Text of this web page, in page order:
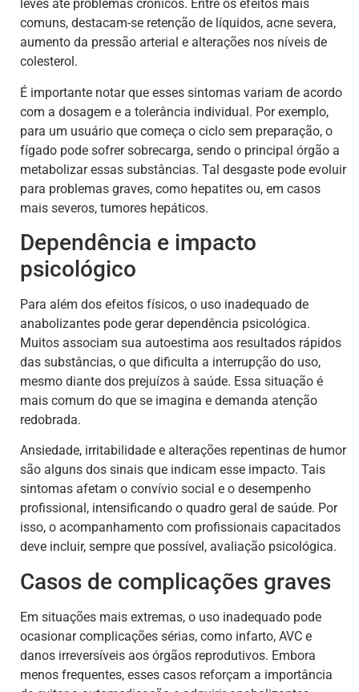
leves até problemas crônicos. Entre os efeitos mais
comuns, destacam-se retenção de líquidos, acne severa,
aumento da pressão arterial e alterações nos níveis de
colesterol.
É importante notar que esses sintomas variam de acordo
com a dosagem e a tolerância individual. Por exemplo,
para um usuário que começa o ciclo sem preparação, o
fígado pode sofrer sobrecarga, sendo o principal órgão a
metabolizar essas substâncias. Tal desgaste pode evoluir
para problemas graves, como hepatites ou, em casos
mais severos, tumores hepáticos.
Dependência e impacto
psicológico
Para além dos efeitos físicos, o uso inadequado de
anabolizantes pode gerar dependência psicológica.
Muitos associam sua autoestima aos resultados rápidos
das substâncias, o que dificulta a interrupção do uso,
mesmo diante dos prejuízos à saúde. Essa situação é
mais comum do que se imagina e demanda atenção
redobrada.
Ansiedade, irritabilidade e alterações repentinas de humor
são alguns dos sinais que indicam esse impacto. Tais
sintomas afetam o convívio social e o desempenho
profissional, intensificando o quadro geral de saúde. Por
isso, o acompanhamento com profissionais capacitados
deve incluir, sempre que possível, avaliação psicológica.
Casos de complicações graves
Em situações mais extremas, o uso inadequado pode
ocasionar complicações sérias, como infarto, AVC e
danos irreversíveis aos órgãos reprodutivos. Embora
menos frequentes, esses casos reforçam a importância